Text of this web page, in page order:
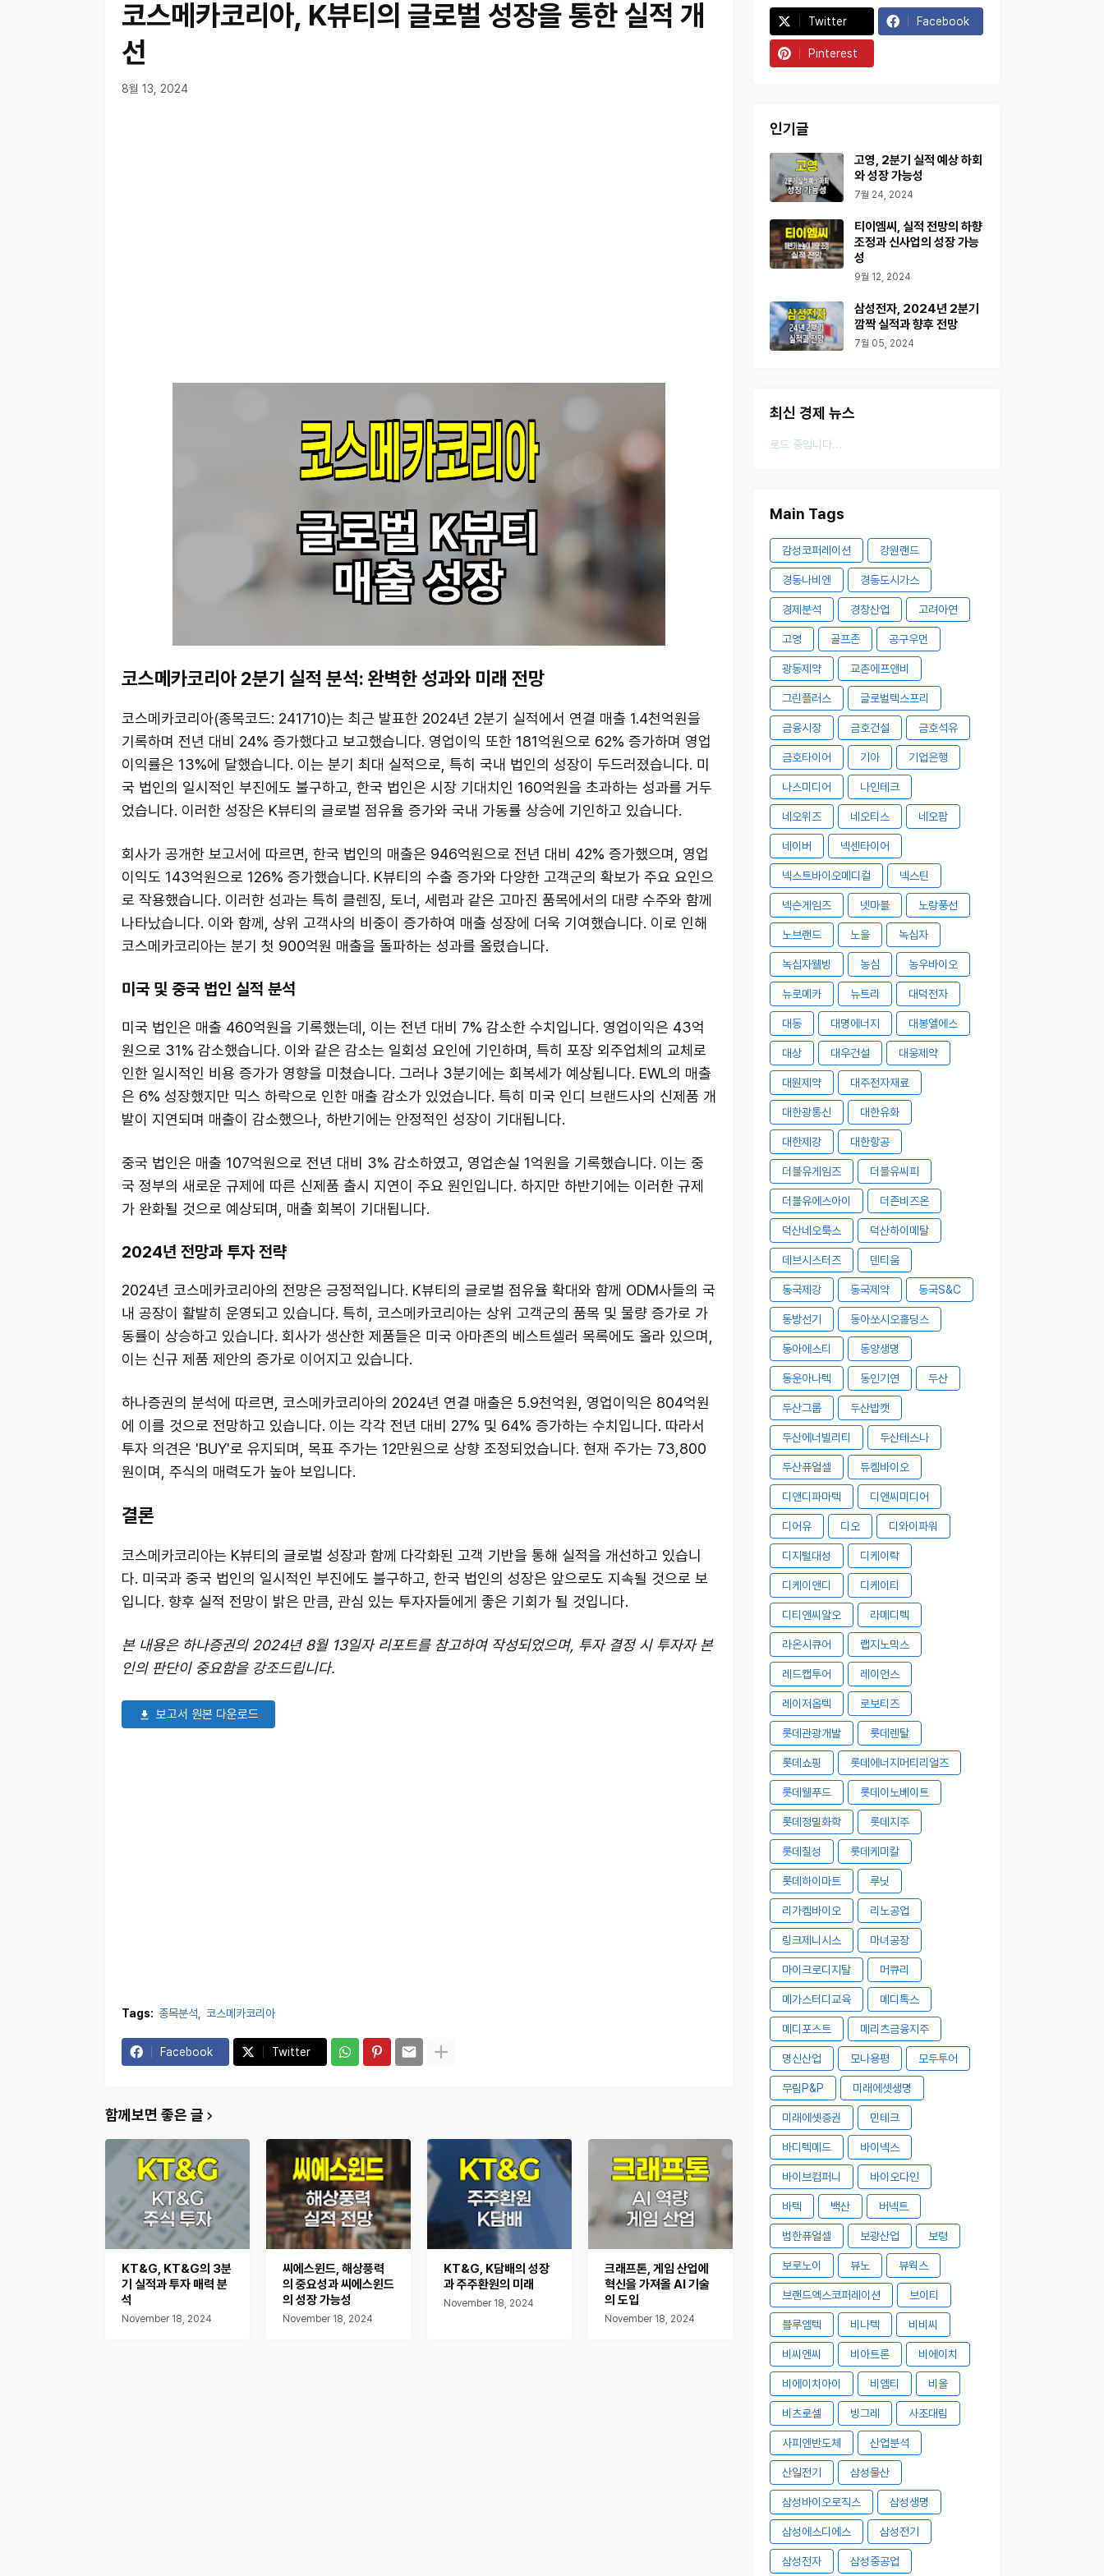
코스메카코리아, K뷰티의 글로벌 성장을 통한 실적 개
선
8월 13, 2024
코스메카코리아 2분기 실적 분석: 완벽한 성과와 미래 전망
코스메카코리아(종목코드: 241710)는 최근 발표한 2024년 2분기 실적에서 연결 매출 1.4천억원을
기록하며 전년 대비 24% 증가했다고 보고했습니다. 영업이익 또한 181억원으로 62% 증가하며 영업
이익률은 13%에 달했습니다. 이는 분기 최대 실적으로, 특히 국내 법인의 성장이 두드러졌습니다. 미
국 법인의 일시적인 부진에도 불구하고, 한국 법인은 시장 기대치인 160억원을 초과하는 성과를 거두
었습니다. 이러한 성장은 K뷰티의 글로벌 점유율 증가와 국내 가동률 상승에 기인하고 있습니다.
회사가 공개한 보고서에 따르면, 한국 법인의 매출은 946억원으로 전년 대비 42% 증가했으며, 영업
이익도 143억원으로 126% 증가했습니다. K뷰티의 수출 증가와 다양한 고객군의 확보가 주요 요인으
로 작용했습니다. 이러한 성과는 특히 클렌징, 토너, 세럼과 같은 고마진 품목에서의 대량 수주와 함께
나타났습니다. 이와 함께, 상위 고객사의 비중이 증가하여 매출 성장에 더욱 기여했습니다. 이로 인해
코스메카코리아는 분기 첫 900억원 매출을 돌파하는 성과를 올렸습니다.
미국 및 중국 법인 실적 분석
미국 법인은 매출 460억원을 기록했는데, 이는 전년 대비 7% 감소한 수치입니다. 영업이익은 43억
원으로 31% 감소했습니다. 이와 같은 감소는 일회성 요인에 기인하며, 특히 포장 외주업체의 교체로
인한 일시적인 비용 증가가 영향을 미쳤습니다. 그러나 3분기에는 회복세가 예상됩니다. EWL의 매출
은 6% 성장했지만 믹스 하락으로 인한 매출 감소가 있었습니다. 특히 미국 인디 브랜드사의 신제품 개
발이 지연되며 매출이 감소했으나, 하반기에는 안정적인 성장이 기대됩니다.
중국 법인은 매출 107억원으로 전년 대비 3% 감소하였고, 영업손실 1억원을 기록했습니다. 이는 중
국 정부의 새로운 규제에 따른 신제품 출시 지연이 주요 원인입니다. 하지만 하반기에는 이러한 규제
가 완화될 것으로 예상되며, 매출 회복이 기대됩니다.
2024년 전망과 투자 전략
2024년 코스메카코리아의 전망은 긍정적입니다. K뷰티의 글로벌 점유율 확대와 함께 ODM사들의 국
내 공장이 활발히 운영되고 있습니다. 특히, 코스메카코리아는 상위 고객군의 품목 및 물량 증가로 가
동률이 상승하고 있습니다. 회사가 생산한 제품들은 미국 아마존의 베스트셀러 목록에도 올라 있으며,
이는 신규 제품 제안의 증가로 이어지고 있습니다.
하나증권의 분석에 따르면, 코스메카코리아의 2024년 연결 매출은 5.9천억원, 영업이익은 804억원
에 이를 것으로 전망하고 있습니다. 이는 각각 전년 대비 27% 및 64% 증가하는 수치입니다. 따라서
투자 의견은 'BUY'로 유지되며, 목표 주가는 12만원으로 상향 조정되었습니다. 현재 주가는 73,800
원이며, 주식의 매력도가 높아 보입니다.
결론
코스메카코리아는 K뷰티의 글로벌 성장과 함께 다각화된 고객 기반을 통해 실적을 개선하고 있습니
다. 미국과 중국 법인의 일시적인 부진에도 불구하고, 한국 법인의 성장은 앞으로도 지속될 것으로 보
입니다. 향후 실적 전망이 밝은 만큼, 관심 있는 투자자들에게 좋은 기회가 될 것입니다.
본 내용은 하나증권의 2024년 8월 13일자 리포트를 참고하여 작성되었으며, 투자 결정 시 투자자 본
인의 판단이 중요함을 강조드립니다.
보고서 원본 다운로드
Tags: 종목분석 코스메카코리아
Facebook Twitter
함께보면 좋은 글
KT&G, KT&G의 3분
기 실적과 투자 매력 분
석
November 18, 2024
씨에스윈드, 해상풍력
의 중요성과 씨에스윈드
의 성장 가능성
November 18, 2024
KT&G, K담배의 성장
과 주주환원의 미래
November 18, 2024
크래프톤, 게임 산업에
혁신을 가져올 AI 기술
의 도입
November 18, 2024
Twitter Facebook
Pinterest
인기글
고영, 2분기 실적 예상 하회
와 성장 가능성
7월 24, 2024
티이엠씨, 실적 전망의 하향
조정과 신사업의 성장 가능
성
9월 12, 2024
삼성전자, 2024년 2분기
깜짝 실적과 향후 전망
7월 05, 2024
최신 경제 뉴스
로드 중입니다...
Main Tags
감성코퍼레이션 강원랜드
경동나비엔 경동도시가스
경제분석 경창산업 고려아연
고영 골프존 공구우먼
광동제약 교촌에프앤비
그린플러스 글로벌텍스프리
금융시장 금호건설 금호석유
금호타이어 기아 기업은행
나스미디어 나인테크
네오위즈 네오티스 네오팜
네이버 넥센타이어
넥스트바이오메디컬 넥스틴
넥슨게임즈 넷마블 노랑풍선
노브랜드 노을 녹십자
녹십자웰빙 농심 농우바이오
뉴로메카 뉴트리 대덕전자
대동 대명에너지 대봉엘에스
대상 대우건설 대웅제약
대원제약 대주전자재료
대한광통신 대한유화
대한제강 대한항공
더블유게임즈 더블유씨피
더블유에스아이 더존비즈온
덕산네오룩스 덕산하이메탈
데브시스터즈 덴티움
동국제강 동국제약 동국S&C
동방선기 동아쏘시오홀딩스
동아에스티 동양생명
동운아나텍 동인기연 두산
두산그룹 두산밥캣
두산에너빌리티 두산테스나
두산퓨얼셀 듀켐바이오
디앤디파마텍 디앤씨미디어
디어유 디오 디와이파워
디지털대성 디케이락
디케이앤디 디케이티
디티앤씨알오 라메디텍
라온시큐어 랩지노믹스
레드캡투어 레이언스
레이저옵텍 로보티즈
롯데관광개발 롯데렌탈
롯데쇼핑 롯데에너지머티리얼즈
롯데웰푸드 롯데이노베이트
롯데정밀화학 롯데지주
롯데칠성 롯데케미칼
롯데하이마트 루닛
리가켐바이오 리노공업
링크제니시스 마녀공장
마이크로디지탈 머큐리
메가스터디교육 메디톡스
메디포스트 메리츠금융지주
명신산업 모나용평 모두투어
무림P&P 미래에셋생명
미래에셋증권 민테크
바디텍메드 바이넥스
바이브컴퍼니 바이오다인
바텍 백산 버넥트
범한퓨얼셀 보광산업 보령
보로노이 뷰노 뷰웍스
브랜드엑스코퍼레이션 브이티
블루엠텍 비나텍 비비씨
비씨엔씨 비아트론 비에이치
비에이치아이 비엠티 비올
비츠로셀 빙그레 사조대림
사피엔반도체 산업분석
산일전기 삼성물산
삼성바이오로직스 삼성생명
삼성에스디에스 삼성전기
삼성전자 삼성중공업